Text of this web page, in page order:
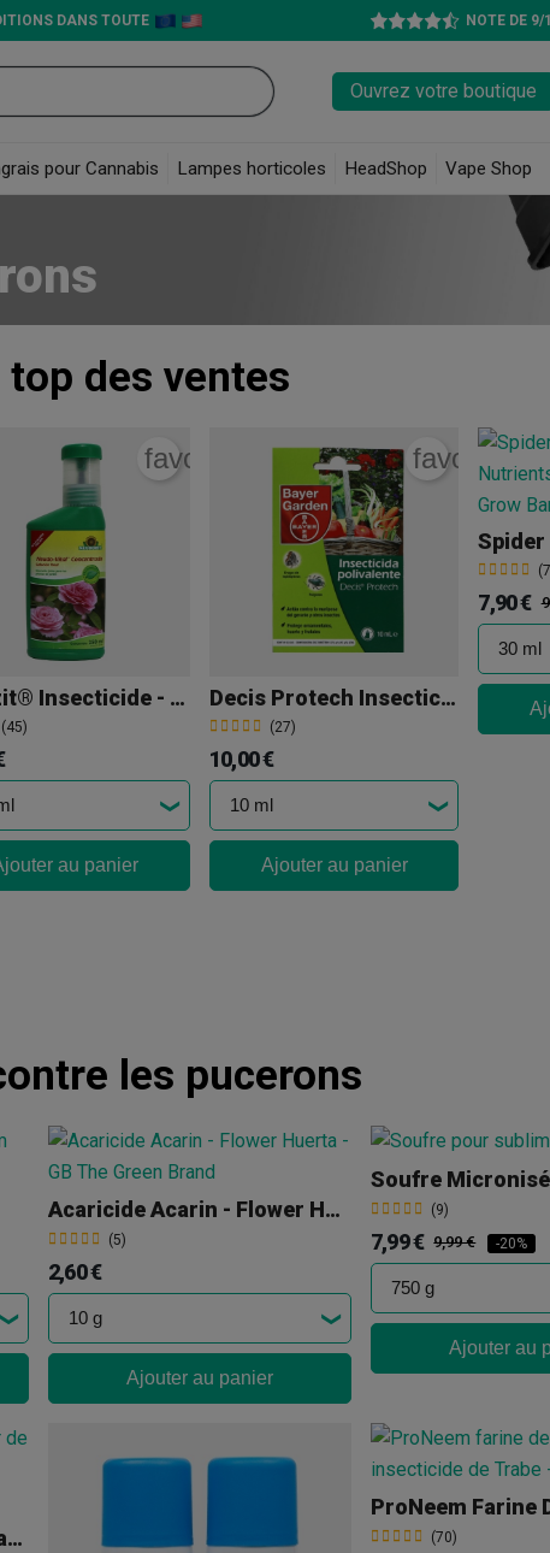
DANS TOUTE NOTE DE 9/
Ouvrez votre boutique
pour Cannabis Lampes horticoles HeadShop Vape Shop
top des ventes
Spruzit® Insecticide - Acaricide
(45)
favorite_border
au panier
Decis Protech Insecticide Polyvalent.
(27)
10,00 €
Ajouter au panier
Spider
7,90 €
les pucerons
Acaricide Acarin - Flower Huerta
(5)
2,60 €
Ajouter au panier
(9)
7,99 € 9,99 € -20%
Ajouter au
Brûleur De Soufre (Sublimateur De Soufre) + Soufre
ProNeem Farine
(70)